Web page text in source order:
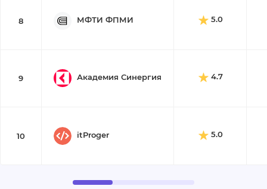
8 МФТИ ФПМИ 5.0
9 Академия Синергия 4.7
10 itProger 5.0